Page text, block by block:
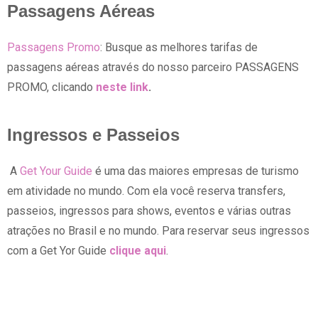
Passagens Aéreas
Passagens Promo: Busque as melhores tarifas de
passagens aéreas através do nosso parceiro PASSAGENS
PROMO, clicando neste link.
Ingressos e Passeios
A Get Your Guide é uma das maiores empresas de turismo
em atividade no mundo. Com ela você reserva transfers,
passeios, ingressos para shows, eventos e várias outras
atrações no Brasil e no mundo. Para reservar seus ingressos
com a Get Yor Guide clique aqui